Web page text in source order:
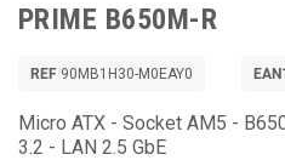
PRIME B650M-R
REF 90MB1H30-M0EAY0
Micro ATX - Socket AM5 -
3.2 - LAN 2.5 GbE